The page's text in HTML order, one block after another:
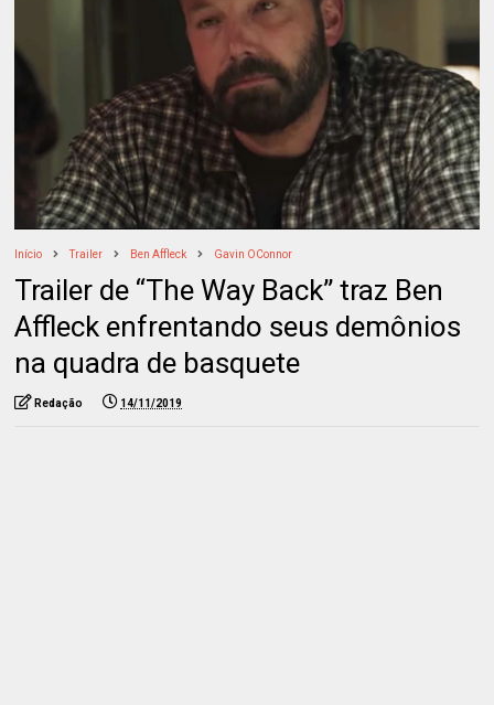
Início Trailer Ben Affleck Gavin OConnor
Trailer de “The Way Back” traz Ben
Affleck enfrentando seus demônios
na quadra de basquete
Redação 14/11/2019